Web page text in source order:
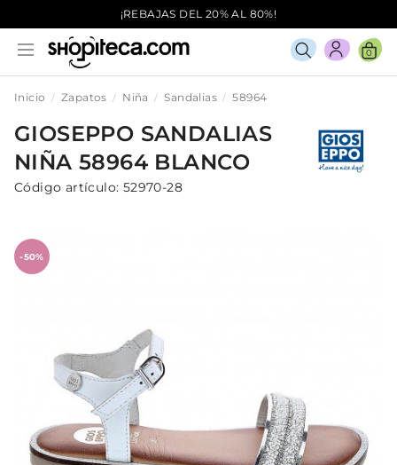
¡REBAJAS DEL 20% AL 80%!
0
Inicio Zapatos Niña Sandalias 58964
GIOSEPPO SANDALIAS
NIÑA 58964 BLANCO
Código artículo: 52970-28
-50%